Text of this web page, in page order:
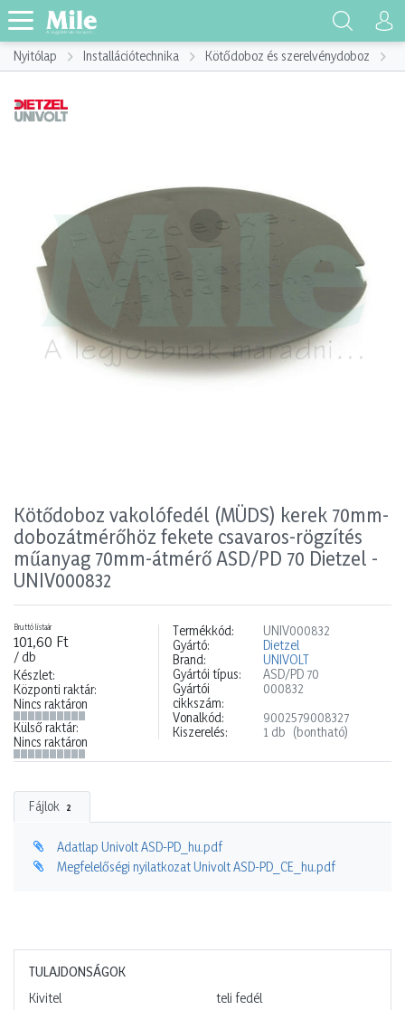
Nyitólap Installációtechnika Kötődoboz és szerelvénydoboz
Kötődoboz vakolófedél (MÜDS) kerek 70mm-
dobozátmérőhöz fekete csavaros-rögzítés
műanyag 70mm-átmérő ASD/PD 70 Dietzel -
UNIV000832
Bruttó listaár
101,60 Ft
/ db
Készlet:
Központi raktár:
Nincs raktáron
Külső raktár:
Nincs raktáron
Termékkód:
UNIV000832
Gyártó:
Dietzel
Brand:
UNIVOLT
Gyártói típus:
ASD/PD 70
Gyártói
cikkszám:
000832
Vonalkód:
9002579008327
Kiszerelés:
1 db (bontható)
Fájlok 2
Adatlap Univolt ASD-PD_hu.pdf
Megfelelőségi nyilatkozat Univolt ASD-PD_CE_hu.pdf
TULAJDONSÁGOK
Kivitel
teli fedél